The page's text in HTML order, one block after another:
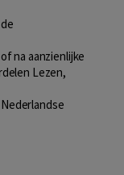
na aanzienlijke
Lezen,